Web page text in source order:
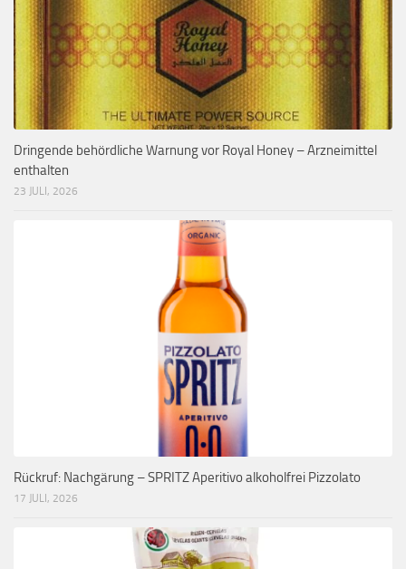
Dringende behördliche Warnung vor Royal Honey – Arzneimittel
enthalten
23 JULI, 2026
Rückruf: Nachgärung – SPRITZ Aperitivo alkoholfrei Pizzolato
17 JULI, 2026